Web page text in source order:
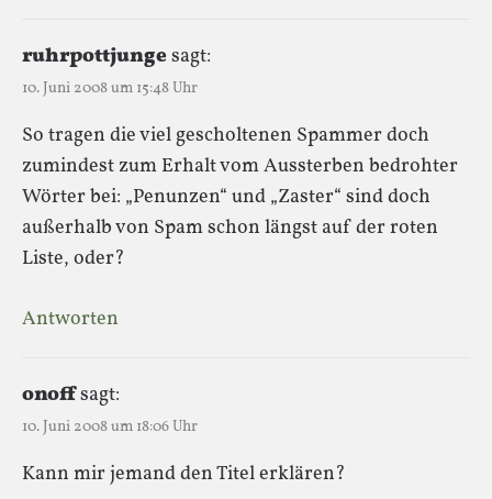
ruhrpottjungesagt:
10. Juni 2008 um 15:48 Uhr
So tragen die viel gescholtenen Spammer doch
zumindest zum Erhalt vom Aussterben bedrohter
Wörter bei: „Penunzen“ und „Zaster“ sind doch
außerhalb von Spam schon längst auf der roten
Liste, oder?
Antworten
onoffsagt:
10. Juni 2008 um 18:06 Uhr
Kann mir jemand den Titel erklären?